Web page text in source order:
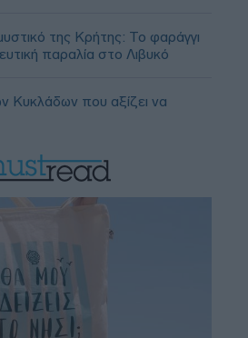
της Κρήτης: Το φαράγγι
παραλία στο Λιβυκό
Κυκλάδων που αξίζει να